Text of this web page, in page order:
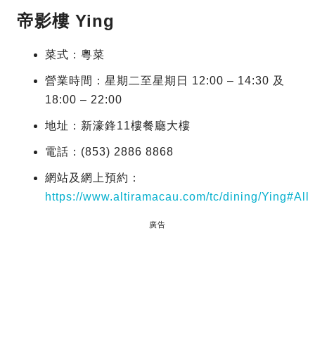
帝影樓 Ying
菜式：粵菜
營業時間：星期二至星期日 12:00 – 14:30 及
18:00 – 22:00
地址：新濠鋒11樓餐廳大樓
電話：(853) 2886 8868
網站及網上預約：
https://www.altiramacau.com/tc/dining/Ying#All
廣告